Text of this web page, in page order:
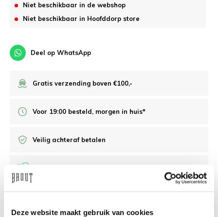
Deze website maakt gebruik van cookies
Niet beschikbaar in de webshop
Niet beschikbaar in Hoofddorp store
Deel op WhatsApp
Gratis verzending boven €100,-
Voor 19:00 besteld, morgen in huis*
Veilig achteraf betalen
Hulp nodig? We helpen